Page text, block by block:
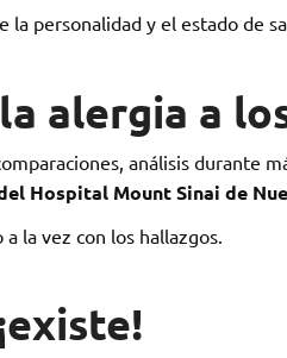
la personalidad y el estado de
alergia a
análisis durante
Hospital Mount Sinai de
la vez con los hallazgos.